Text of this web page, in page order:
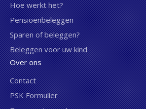
Hoe werkt het?
Pensioenbeleggen
Sparen of beleggen?
Beleggen voor uw kind
Over ons
Contact
PSK Formulier